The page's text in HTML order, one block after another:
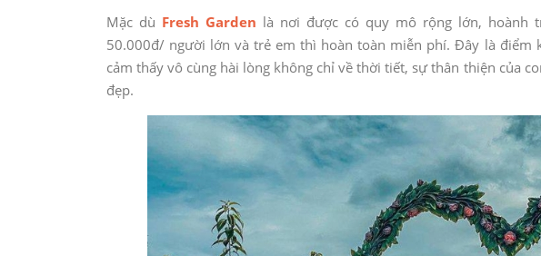
Mặc dù Fresh Garden là nơi được có quy mô rộng lớn, hoành
50.000đ/ người lớn và trẻ em thì hoàn toàn miễn phí. Đây là điểm
cảm thấy vô cùng hài lòng không chỉ về thời tiết, sự thân thiện của
đẹp.